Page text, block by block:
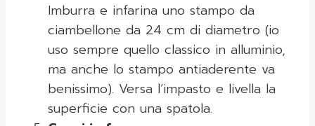
Imburra e infarina uno stampo da
ciambellone da 24 cm di diametro (io
uso sempre quello classico in alluminio,
ma anche lo stampo antiaderente va
benissimo). Versa l’impasto e livella la
superficie con una spatola.